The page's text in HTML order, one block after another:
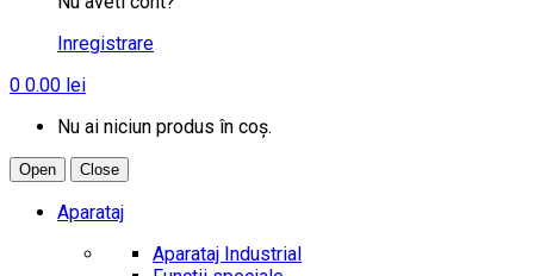
Inregistrare
0 0.00 lei
Nu ai niciun produs în coș.
Open Close
Aparataj
Aparataj Industrial